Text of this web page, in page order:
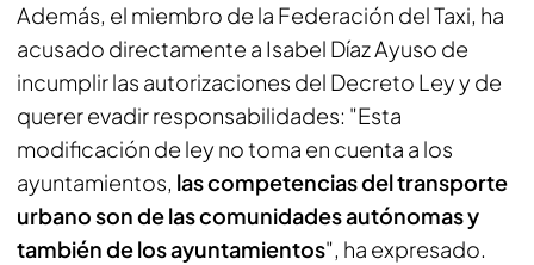
Además, el miembro de la Federación del Taxi, ha
acusado directamente a Isabel Díaz Ayuso de
incumplir las autorizaciones del Decreto Ley y de
querer evadir responsabilidades: "Esta
modificación de ley no toma en cuenta a los
ayuntamientos, las competencias del transporte
urbano son de las comunidades autónomas y
también de los ayuntamientos", ha expresado.